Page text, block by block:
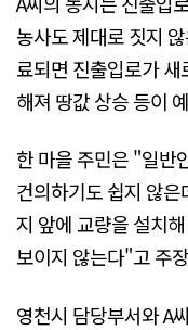
농사도 제대로 짓지
료되면 진출입로가
해져 땅값 상승 등이
한 마을 주민은 "일반
건의하기도 쉽지 않
지 앞에 교량을 설치
보이지 않는다"고 주
영천시 담당부서와 A